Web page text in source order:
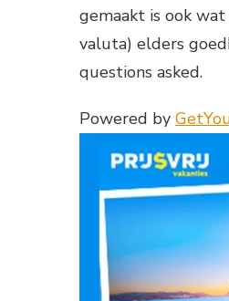
gemaakt is ook
valuta) elders
questions asked.
Powered by